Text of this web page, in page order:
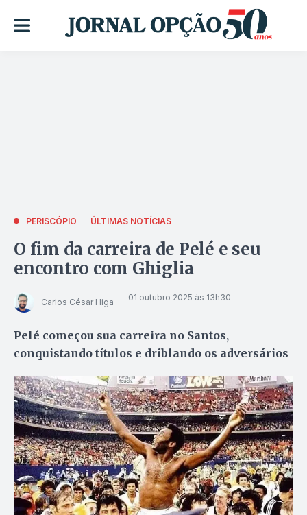
PERISCÓPIO ÚLTIMAS NOTÍCIAS
O fim da carreira de Pelé e seu
encontro com Ghiglia
Carlos César Higa 01 outubro 2025 às 13h30
Pelé começou sua carreira no Santos,
conquistando títulos e driblando os adversários